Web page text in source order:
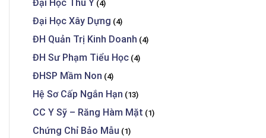
Đại Học Thú Y (4)
Đại Học Xây Dựng (4)
ĐH Quản Trị Kinh Doanh (4)
ĐH Sư Phạm Tiểu Học (4)
ĐHSP Mầm Non (4)
Hệ Sơ Cấp Ngắn Hạn (13)
CC Y Sỹ – Răng Hàm Mặt (1)
Chứng Chỉ Bảo Mẫu (1)